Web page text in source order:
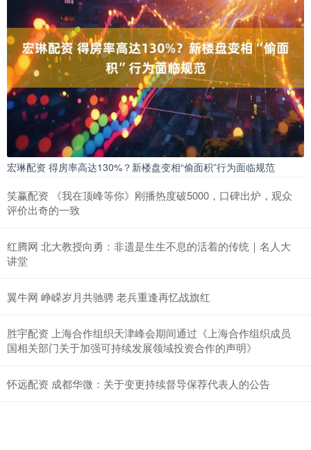
宏琳配资 得房率高达130%？新楼盘变相“偷面积”行为面临规范
笑赢配资 《我在顶峰等你》刚播热度破5000，口碑出炉，观众
评价出奇的一致
红腾网 北大教授向勇：非遗是生生不息的活着的传统｜名人大
讲堂
翼牛网 峥嵘岁月共驰骋 老兵重逢再忆战旗红
胜宇配资 上海合作组织天津峰会期间通过《上海合作组织成员
国相关部门关于加强可持续发展领域投资合作的声明》
怀远配资 成都华微：关于变更持续督导保荐代表人的公告